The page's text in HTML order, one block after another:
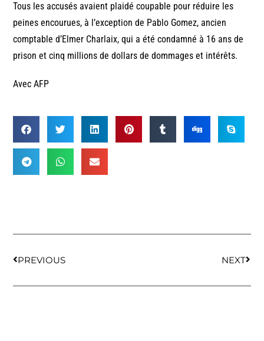
Tous les accusés avaient plaidé coupable pour réduire les
peines encourues, à l’exception de Pablo Gomez, ancien
comptable d’Elmer Charlaix, qui a été condamné à 16 ans de
prison et cinq millions de dollars de dommages et intérêts.
Avec AFP
PREVIOUS NEXT